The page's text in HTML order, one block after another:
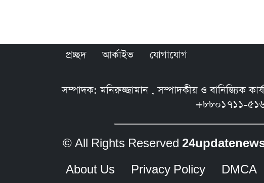
প্রচ্ছদ আর্কাইভ যোগাযোগ
সম্পাদক: মনিরুজ্জামান , সম্পাদকীয় ও বানিজ্যিক
+৮৮০১৭১১-
© All Rights Reserved
About Us
Privacy Policy DMCA